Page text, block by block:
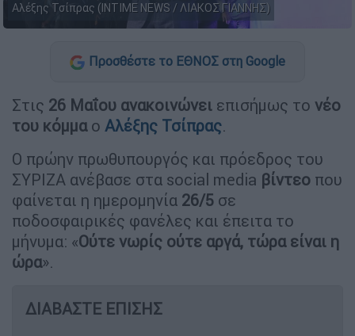
Αλέξης Τσίπρας (INTIME NEWS / ΛΙΑΚΟΣ ΓΙΑΝΝΗΣ)
Προσθέστε το ΕΘΝΟΣ στη Google
Στις 26 Μαΐου ανακοινώνει επισήμως το νέο
του κόμμαο Αλέξης Τσίπρας.
Ο πρώην πρωθυπουργός και πρόεδρος του
ΣΥΡΙΖΑ ανέβασε στα social media βίντεο που
φαίνεται η ημερομηνία 26/5 σε
ποδοσφαιρικές φανέλες και έπειτα το
μήνυμα: «Ούτε νωρίς ούτε αργά, τώρα είναι η
ώρα».
ΔΙΑΒΑΣΤΕ ΕΠΙΣΗΣ